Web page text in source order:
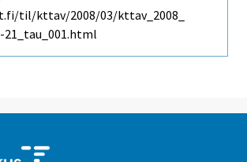
til/kttav/2008/03/kttav_2008_
21_tau_001.html